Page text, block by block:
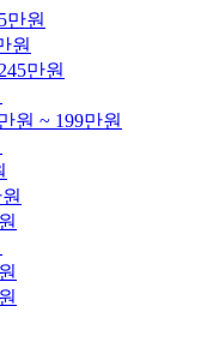
만원
원
만원
원 ~ 199만원